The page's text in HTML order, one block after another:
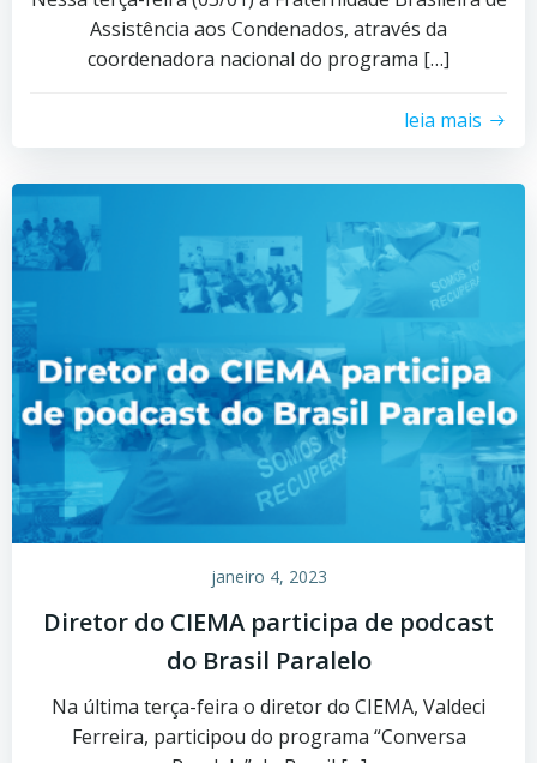
Assistência aos Condenados, através da
coordenadora nacional do programa […]
leia mais
janeiro 4, 2023
Diretor do CIEMA participa de podcast
do Brasil Paralelo
Na última terça-feira o diretor do CIEMA, Valdeci
Ferreira, participou do programa “Conversa